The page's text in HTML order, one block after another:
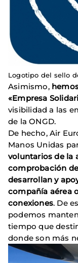
Logotipo del sello
Asimismo,
«Empresa
visibilidad a las
de la ONGD.
De hecho, Air
Manos Unidas
voluntarios de la
comprobación
desarrollan y
compañía aérea
conexiones. De
podemos
tiempo que
donde son más